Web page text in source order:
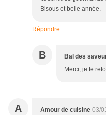
Bisous et belle année.
Répondre
B Bal des
Merci, je te
A Amour de cuisine 03/